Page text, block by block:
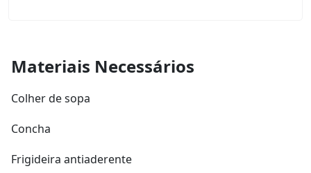
Materiais Necessários
Colher de sopa
Concha
Frigideira antiaderente